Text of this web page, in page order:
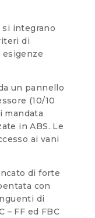
integrano
di
un pannello
(10/10
mandata
in ABS. Le
ai vani
di forte
con
di
– FF ed FBC